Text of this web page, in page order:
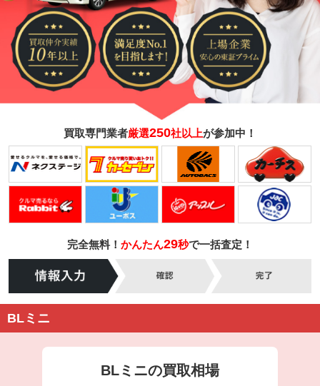
買取専門業者厳選250社以上が参加中！
完全無料！ かんたん29秒で一括査定！
BLミニ
BLミニの買取相場